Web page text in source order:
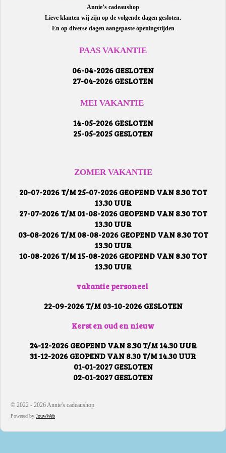
Annie’s cadeaushop
Lieve klanten wij zijn op de volgende dagen gesloten.
En op diverse dagen aangepaste openingstijden
PAAS VAKANTIE
06-04-2026 GESLOTEN
27-04-2026 GESLOTEN
MEI VAKANTIE
14-05-2026 GESLOTEN
25-05-2025 GESLOTEN
ZOMER VAKANTIE
20-07-2026 T/M 25-07-2026 GEOPEND VAN 8.30 TOT
13.30 UUR
27-07-2026 T/M 01-08-2026 GEOPEND VAN 8.30 TOT
13.30 UUR
03-08-2026 T/M 08-08-2026 GEOPEND VAN 8.30 TOT
13.30 UUR
10-08-2026 T/M 15-08-2026 GEOPEND VAN 8.30 TOT
13.30 UUR
vakantie personeel
22-09-2026 T/M 03-10-2026 GESLOTEN
Kerst en oud en nieuw
24-12-2026 GEOPEND VAN 8.30 T/M 14.30 UUR
31-12-2026 GEOPEND VAN 8.30 T/M 14.30 UUR
01-01-2027 GESLOTEN
02-01-2027 GESLOTEN
© 2022 - 2026 Annie's cadeaushop
Powered by JouwWeb